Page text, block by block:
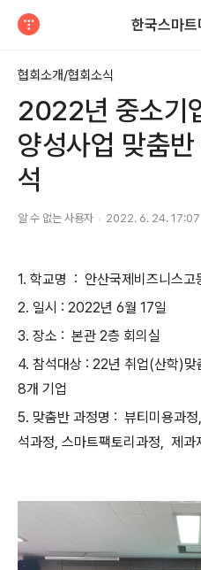
한국스마트
협회소개/협회소식
2022년 중소기
양성사업 맞춤
석
알 수 없는 사용자 2022. 6. 24. 17:07
1. 학교명 : 안산국제비즈니스고
2. 일시 : 2022년 6월 17일
3. 장소 : 본관 2층 회의실
4. 참석대상 : 22년 취업(산학)
8개 기업
5. 맞춤반 과정명 : 뷰티미용과
석과정, 스마트팩토리과정, 제과